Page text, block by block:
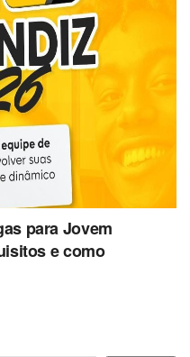
para Jovem
e como